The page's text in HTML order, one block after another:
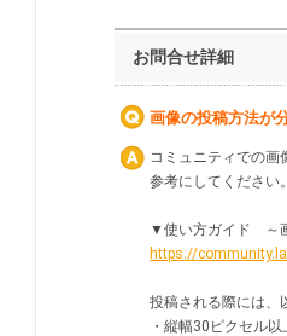
お問合せ詳細
画像の投稿方法が
コミュニティでの画
参考にしてください。
▼使い方ガイド ～
https://
投稿される際には、
・縦幅30ピクセル